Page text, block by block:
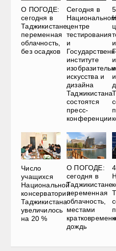
О ПОГОДЕ:
сегодня в
Таджикистане
переменная
облачность,
без осадков
Сегодня в
Национальном
центре
тестирования
и
институте
искусства и
дизайна
Таджикистана
состоятся
пресс-
конференции
и
Число
учащихся
Национальной
консерватории
Таджикистана
увеличилось
на 20 %
О ПОГОДЕ:
сегодня в
Таджикистане
переменная
облачность,
местами
дождь